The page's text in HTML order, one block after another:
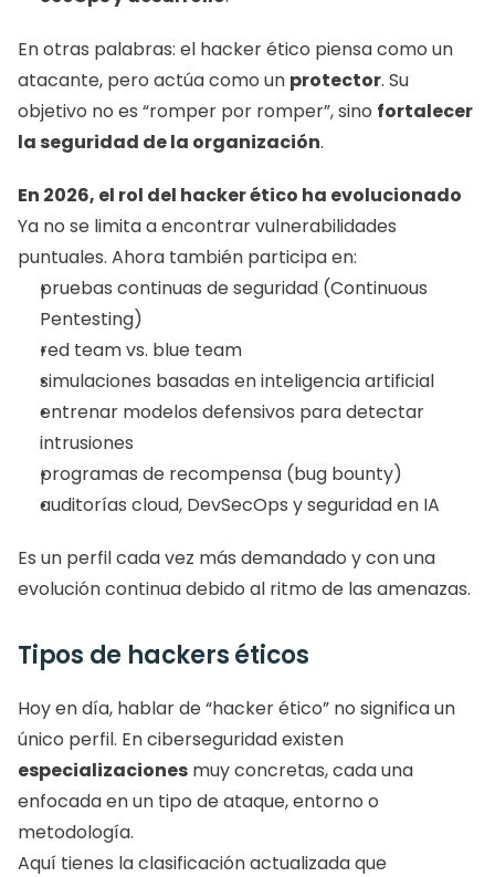
En otras palabras: el hacker ético piensa como un
atacante, pero actúa como un protector. Su
objetivo no es “romper por romper”, sino fortalecer
la seguridad de la organización.
En 2026, el rol del hacker ético ha evolucionado
Ya no se limita a encontrar vulnerabilidades
puntuales. Ahora también participa en:
pruebas continuas de seguridad (Continuous
Pentesting)
red team vs. blue team
simulaciones basadas en inteligencia artificial
entrenar modelos defensivos para detectar
intrusiones
programas de recompensa (bug bounty)
auditorías cloud, DevSecOps y seguridad en IA
Es un perfil cada vez más demandado y con una
evolución continua debido al ritmo de las amenazas.
Tipos de hackers éticos
Hoy en día, hablar de “hacker ético” no significa un
especializaciones muy concretas, cada una
enfocada en un tipo de ataque, entorno o
metodología.
Aquí tienes la clasificación actualizada que